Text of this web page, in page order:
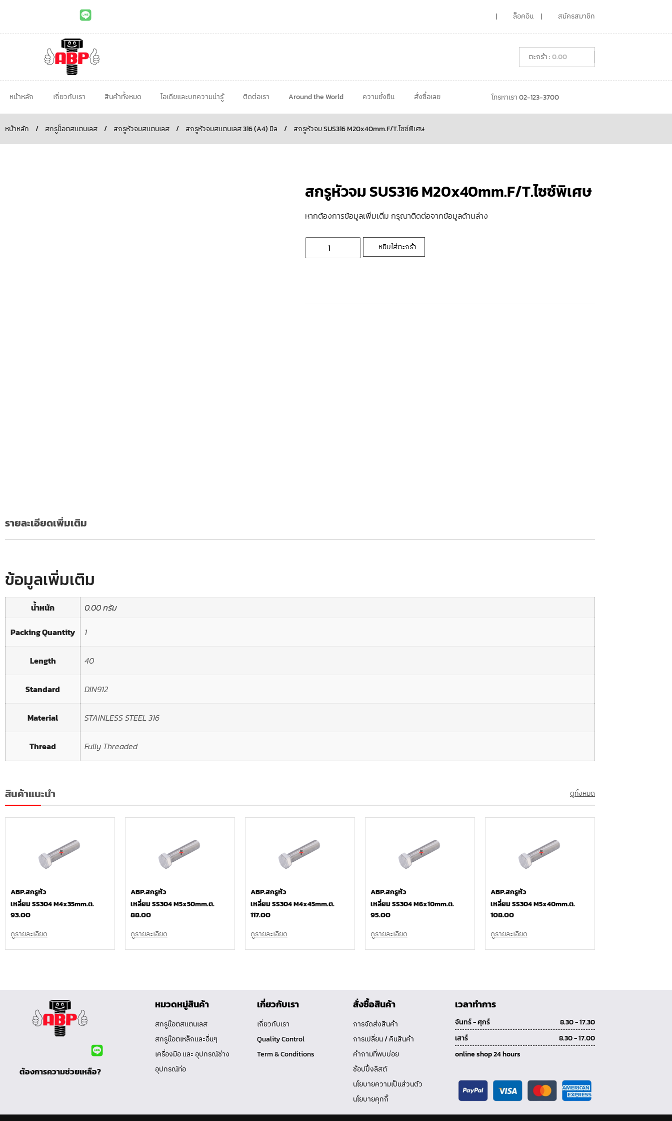
ล็อคอิน สมัครสมาชิก
0.00
หน้าหลัก เกี่ยวกับเรา สินค้าทั้งหมด ไอเดียและบทความน่ารู้ ติดต่อเรา Around the World ความยั่งยืน สั่งซื้อเลย โทรหาเรา 02-123-3700
หน้าหลัก / สกรูน็อตสแตนเลส / สกรูหัวจมสแตนเลส / สกรูหัวจมสแตนเลส 316 (A4) มิล / สกรูหัวจม SUS316 M20x40mm.F/T.ไซซ์พิเศษ
สกรูหัวจม SUS316 M20x40mm.F/T.ไซซ์พิเศษ
หากต้องการข้อมูลเพิ่มเติ่ม กรุณาติดต่อจากข้อมูลด้านล่าง
หยิบใส่ตะกร้า
รายละเอียดเพิ่มเติม
ข้อมูลเพิ่มเติม
น้ำหนัก 0.00 กรัม
Packing Quantity 1
Length 40
Standard DIN912
Material STAINLESS STEEL 316
Thread Fully Threaded
สินค้าแนะนำ ดูทั้งหมด
ABP.สกรูหัว
เหลี่ยม SS304 M4x35mm.ต.
93.00
ดูรายละเอียด
ABP.สกรูหัว
เหลี่ยม SS304 M5x50mm.ต.
88.00
ดูรายละเอียด
ABP.สกรูหัว
เหลี่ยม SS304 M4x45mm.ต.
117.00
ดูรายละเอียด
ABP.สกรูหัว
เหลี่ยม SS304 M6x10mm.ต.
95.00
ดูรายละเอียด
ABP.สกรูหัว
เหลี่ยม SS304 M5x40mm.ต.
108.00
ดูรายละเอียด
ต้องการความช่วยเหลือ?
หมวดหมู่สินค้า
สกรูน๊อตสแตนเลส
สกรูน๊อตเหล็กและอื่นๆ
เครื่องมือ และ อุปกรณ์ช่าง
อุปกรณ์ท่อ
เกี่ยวกับเรา
เกี่ยวกับเรา
Quality Control
Term & Conditions
สั่งซื้อสินค้า
การจัดส่งสินค้า
การเปลี่ยน / คืนสินค้า
คำถามที่พบบ่อย
ช้อปปิ้งลิสต์
นโยบายความเป็นส่วนตัว
นโยบายคุกกี้
เวลาทำการ
จันทร์ - ศุกร์
8.30 - 17.30
เสาร์
8.30 - 17.00
online shop 24 hours